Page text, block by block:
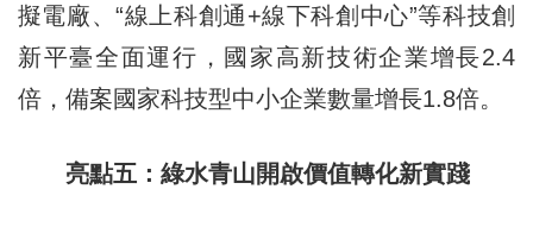
擬電廠、“線上科創通+線下科創中心”等科技創
新平臺全面運行，國家高新技術企業增長2.4
倍，備案國家科技型中小企業數量增長1.8倍。
亮點五：綠水青山開啟價值轉化新實踐